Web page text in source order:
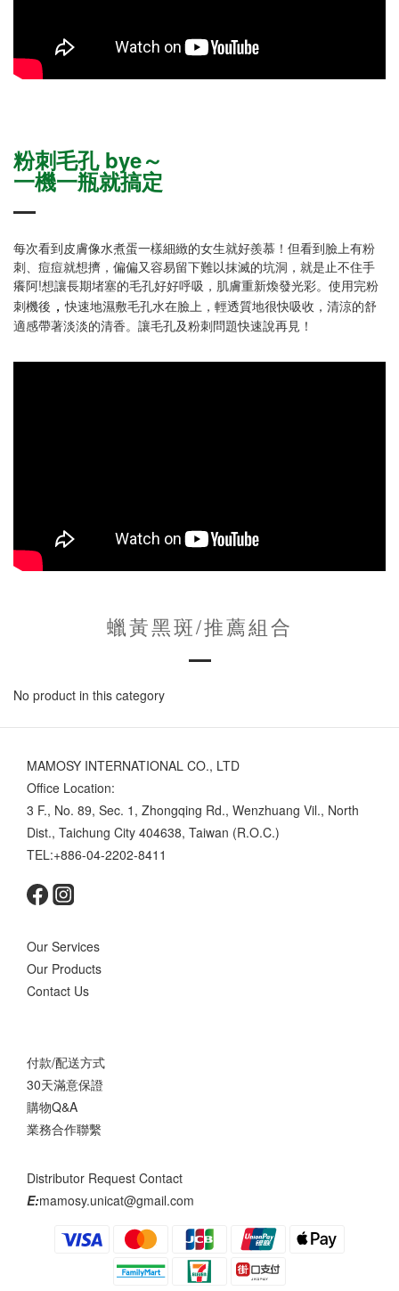
粉刺毛孔 bye～
一機一瓶就搞定
每次看到皮膚像水煮蛋一樣細緻的女生就好羨慕！但看到臉上有粉
刺、痘痘就想擠，偏偏又容易留下難以抹滅的坑洞，就是止不住手
癢阿!想讓長期堵塞的毛孔好好呼吸，肌膚重新煥發光彩。使用完粉
刺機後 ，快速地濕敷毛孔水在臉上，輕透質地很快吸收，清涼的舒
適感帶著淡淡的清香。讓毛孔及粉刺問題快速說再見！
蠟黃黑斑/推薦組合
No product in this category
MAMOSY INTERNATIONAL CO., LTD
Office Location:
3 F., No. 89, Sec. 1, Zhongqing Rd., Wenzhuang Vil., North
Dist., Taichung City 404638, Taiwan (R.O.C.)
TEL:+886-04-2202-8411
Our Services
Our Products
Contact Us
付款/配送方式
30天滿意保證
購物Q&A
業務合作聯繫
Distributor Request Contact
E:mamosy.unicat@gmail.com